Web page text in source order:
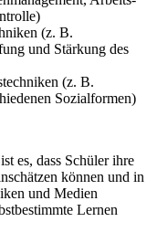
(z. B.
und Stärkung des
(z. B.
Sozialformen)
es, dass Schüler ihre
können und in
und Medien
Lernen